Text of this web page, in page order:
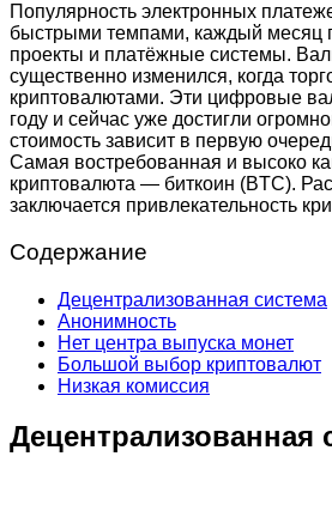
Популярность электронных
быстрыми темпами, каждый месяц
проекты и платёжные системы.
существенно изменился, когда
криптовалютами. Эти цифровые
году и сейчас уже достигли
стоимость зависит в первую
Самая востребованная и высоко
криптовалюта — биткоин (BTC).
заключается привлекательность
Содержание
Децентрализованная система
Анонимность
Нет центра выпуска монет
Большой выбор криптовалют
Низкая комиссия
Децентрализованная